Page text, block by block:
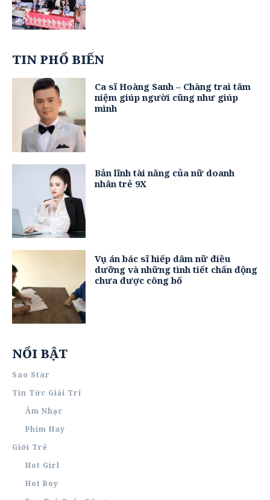
TIN PHỔ BIẾN
Ca sĩ Hoàng Sanh – Chàng trai tâm
niệm giúp người cũng như giúp
mình
Bản lĩnh tài năng của nữ doanh
nhân trẻ 9X
Vụ án bác sĩ hiếp dâm nữ điều
dưỡng và những tình tiết chấn động
chưa được công bố
NỔI BẬT
Sao Star
Tin Tức Giải Trí
Âm Nhạc
Phim Hay
Giới Trẻ
Hot Girl
Hot Boy